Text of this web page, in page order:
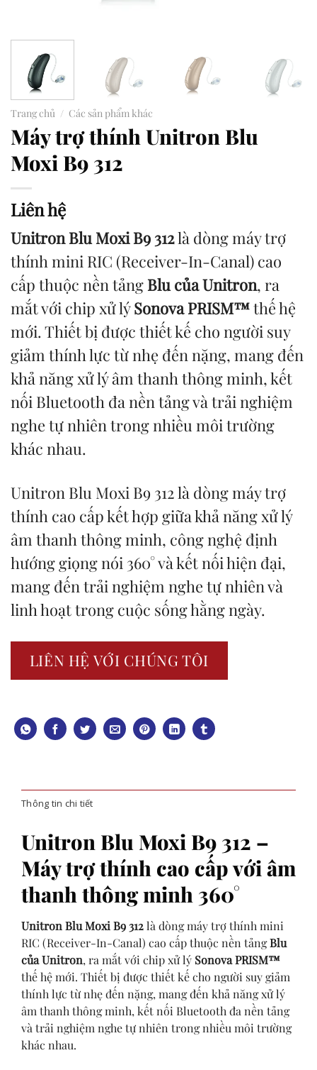
Trang chủ / Các sản phẩm khác
Máy trợ thính Unitron Blu
Moxi B9 312
Liên hệ
Unitron Blu Moxi B9 312là dòng máy trợ
thính mini RIC (Receiver-In-Canal) cao
cấp thuộc nền tảng Blu của Unitron, ra
mắt với chip xử lýSonova PRISM™thế hệ
mới. Thiết bị được thiết kế cho người suy
giảm thính lực từ nhẹ đến nặng, mang đến
khả năng xử lý âm thanh thông minh, kết
nối Bluetooth đa nền tảng và trải nghiệm
nghe tự nhiên trong nhiều môi trường
khác nhau.
Unitron Blu Moxi B9 312 là dòng máy trợ
thính cao cấp kết hợp giữa khả năng xử lý
âm thanh thông minh, công nghệ định
hướng giọng nói 360° và kết nối hiện đại,
mang đến trải nghiệm nghe tự nhiên và
linh hoạt trong cuộc sống hằng ngày.
LIÊN HỆ VỚI CHÚNG TÔI
Thông tin chi tiết
Unitron Blu Moxi B9 312 –
Máy trợ thính cao cấp với âm
thanh thông minh 360°
Unitron Blu Moxi B9 312là dòng máy trợ thính mini
RIC (Receiver-In-Canal) cao cấp thuộc nền tảngBlu
của Unitron, ra mắt với chip xử lý Sonova PRISM™
thế hệ mới. Thiết bị được thiết kế cho người suy giảm
thính lực từ nhẹ đến nặng, mang đến khả năng xử lý
âm thanh thông minh, kết nối Bluetooth đa nền tảng
và trải nghiệm nghe tự nhiên trong nhiều môi trường
khác nhau.